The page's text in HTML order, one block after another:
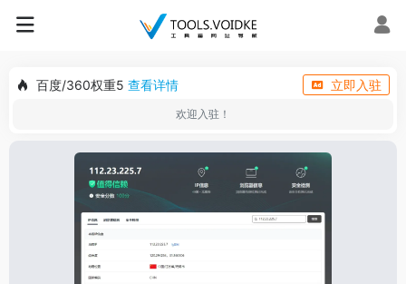
百度/360权重5 查看详情 立即入驻
欢迎入驻！